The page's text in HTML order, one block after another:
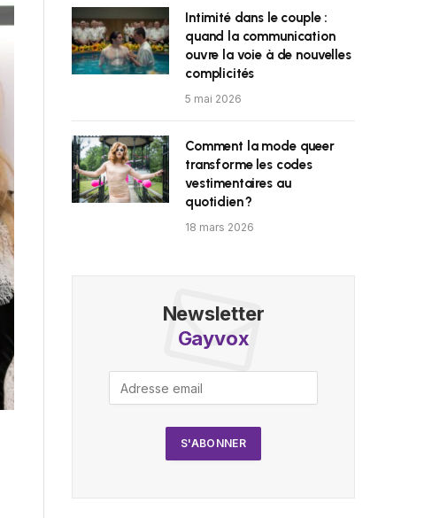
Intimité dans le couple :
quand la communication
ouvre la voie à de nouvelles
complicités
5 mai 2026
Comment la mode queer
transforme les codes
vestimentaires au
quotidien ?
18 mars 2026
Newsletter
Gayvox